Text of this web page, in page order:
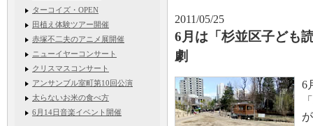
ターコイズ・OPEN
田植え体験ツアー開催
赤塚不二夫のアニメ展開催
ニューイヤーコンサート
クリスマスコンサート
アンサンブル室町第10回公演
太らないお米の食べ方
6月14日音楽イベント開催
2011/05/25
6月は「杉並区子ども
劇
6